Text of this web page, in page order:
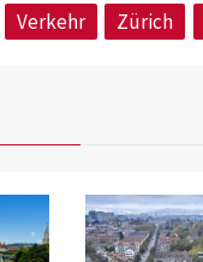
Verkehr Zürich